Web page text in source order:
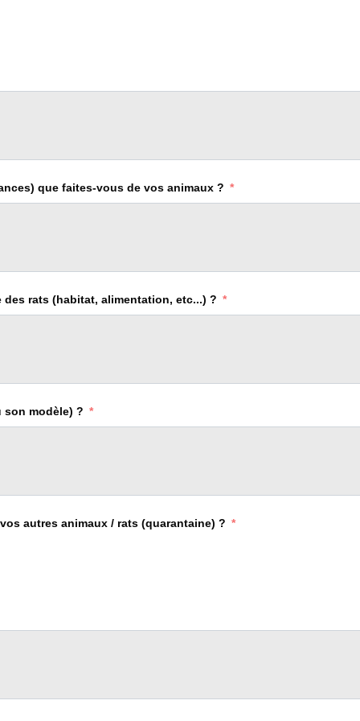
que faites-vous de vos animaux ?
rats (habitat, alimentation, etc...) ?
son modèle) ?
autres animaux / rats (quarantaine) ?